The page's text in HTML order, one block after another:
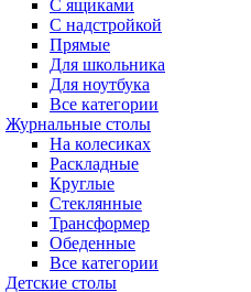
С ящиками
С надстройкой
Прямые
Для школьника
Для ноутбука
Все категории
Журнальные столы
На колесиках
Раскладные
Круглые
Стеклянные
Трансформер
Обеденные
Все категории
Детские столы